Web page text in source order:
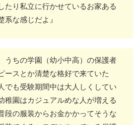
たり私立に行かせているお家ある
系な感じだよ』
うちの学園（幼小中高）の保護者
ースとか清楚な格好で来ていた
でも受験期間中は大人しくしてい
稚園はカジュアルめな人が増える
段の服装からお金かかってそうな